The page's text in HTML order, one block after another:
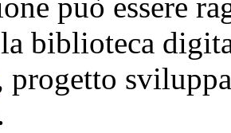
può essere
biblioteca
progetto